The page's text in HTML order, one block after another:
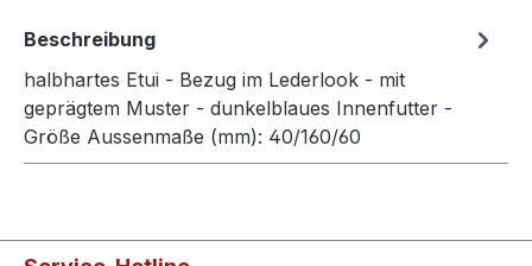
Beschreibung
halbhartes Etui - Bezug im Lederlook - mit
geprägtem Muster - dunkelblaues Innenfutter -
Größe Aussenmaße (mm): 40/160/60